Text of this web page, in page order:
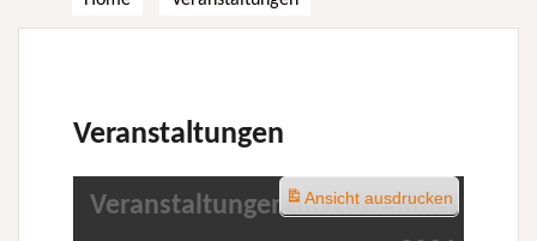
Veranstaltungen
Veranstaltungen im November
Ansichtausdrucken